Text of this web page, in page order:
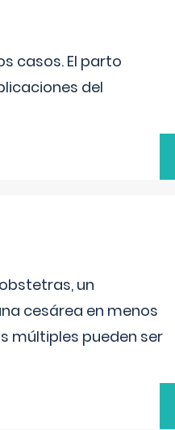
casos. El parto
del
un
cesárea en menos
múltiples pueden ser